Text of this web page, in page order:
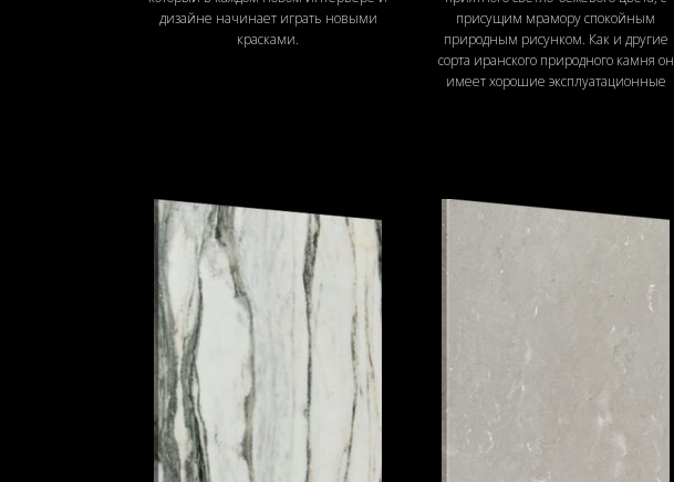
дизайне начинает играть новыми
красками.
присущим мрамору спокойным
природным рисунком. Как и другие
сорта иранского природного камня он
имеет хорошие эксплуатационные